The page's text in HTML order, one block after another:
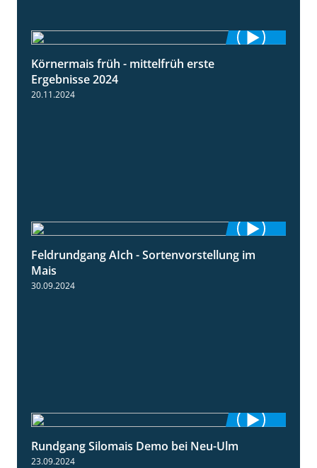
Körnermais früh - mittelfrüh erste
Ergebnisse 2024
20.11.2024
11:24
Feldrundgang AIch - Sortenvorstellung im
Mais
30.09.2024
Rundgang Silomais Demo bei Neu-Ulm
23.09.2024